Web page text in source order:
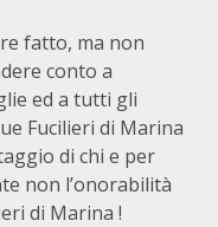
fatto, ma non
conto a
ed a tutti gli
Fucilieri di Marina
di chi e per
non l’onorabilità
di Marina !